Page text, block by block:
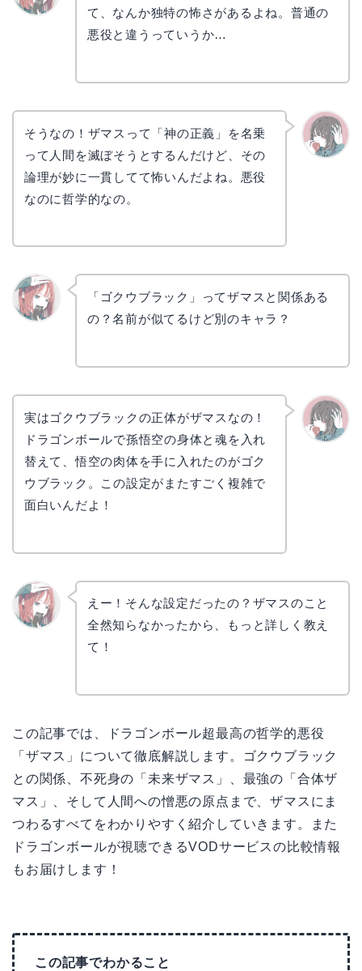
て、なんか独特の怖さがあるよね。普通の
悪役と違うっていうか…
そうなの！ザマスって「神の正義」を名乗
って人間を滅ぼそうとするんだけど、その
論理が妙に一貫してて怖いんだよね。悪役
なのに哲学的なの。
「ゴクウブラック」ってザマスと関係ある
の？名前が似てるけど別のキャラ？
実はゴクウブラックの正体がザマスなの！
ドラゴンボールで孫悟空の身体と魂を入れ
替えて、悟空の肉体を手に入れたのがゴク
ウブラック。この設定がまたすごく複雑で
面白いんだよ！
えー！そんな設定だったの？ザマスのこと
全然知らなかったから、もっと詳しく教え
て！
この記事では、ドラゴンボール超最高の哲学的悪役
「ザマス」について徹底解説します。ゴクウブラック
との関係、不死身の「未来ザマス」、最強の「合体ザ
マス」、そして人間への憎悪の原点まで、ザマスにま
つわるすべてをわかりやすく紹介していきます。また
ドラゴンボールが視聴できるVODサービスの比較情報
もお届けします！
この記事でわかること